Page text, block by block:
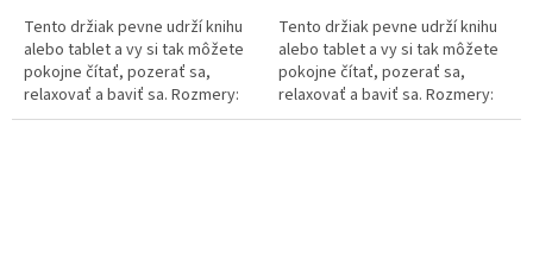
Tento držiak pevne udrží knihu
alebo tablet a vy si tak môžete
pokojne čítať, pozerať sa,
relaxovať a baviť sa. Rozmery:
230 x 84 x 46 cm
Tento držiak pevne udrží knihu
alebo tablet a vy si tak môžete
pokojne čítať, pozerať sa,
relaxovať a baviť sa. Rozmery:
230 x 84 x 46 cm